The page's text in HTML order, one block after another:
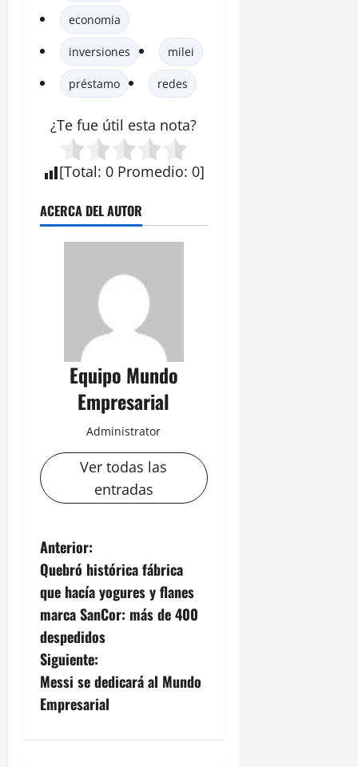
economia
inversiones milei
préstamo redes
¿Te fue útil esta nota?
[Total: 0 Promedio: 0]
ACERCA DEL AUTOR
Equipo Mundo
Empresarial
Administrator
Ver todas las
entradas
N
a
v
e
g
a
Anterior:
Quebró histórica fábrica
que hacía yogures y flanes
marca SanCor: más de 400
despedidos
Siguiente:
Messi se dedicará al Mundo
Empresarial